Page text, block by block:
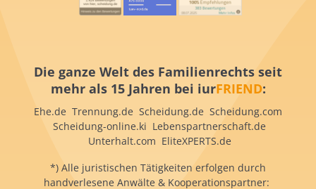
Die ganze Welt des Familienrechts seit
mehr als 15 Jahren bei iurFRIEND:
Ehe.de Trennung.de Scheidung.de Scheidung.com
Scheidung-online.ki Lebenspartnerschaft.de
Unterhalt.com EliteXPERTS.de
*) Alle juristischen Tätigkeiten erfolgen durch
handverlesene Anwälte & Kooperationspartner: